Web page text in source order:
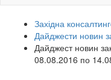
Західна
Дайджести новин
Дайджест новин
08.08.2016 по